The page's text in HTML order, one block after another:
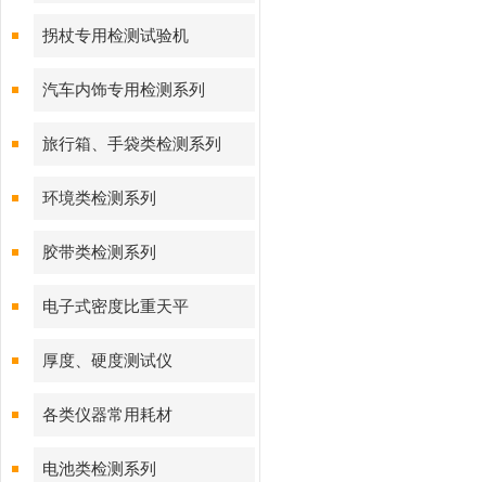
拐杖专用检测试验机
汽车内饰专用检测系列
旅行箱、手袋类检测系列
环境类检测系列
胶带类检测系列
电子式密度比重天平
厚度、硬度测试仪
各类仪器常用耗材
电池类检测系列